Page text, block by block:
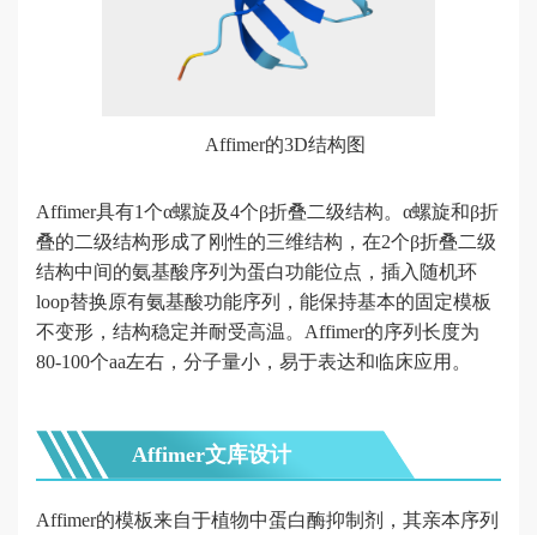
高
亲
抗
体
发
现
特
抗
Affimer的3D结构图
Affimer具有1个α螺旋及4个β折叠二级结构。 α螺旋和β折
叠的二级结构形成了刚性的三维结构，在2个β折叠二级
结构中间的氨基酸序列为蛋白功能位点，插入随机环
loop替换原有氨基酸功能序列，能保持基本的固定模板
不变形，结构稳定并耐受高温。 Affimer的序列长度为
80-100个aa左右， 分子量小，易于表达和临床应用。
Affimer文库设计
Affimer的模板来自于植物中蛋白酶抑制剂，其亲本序列